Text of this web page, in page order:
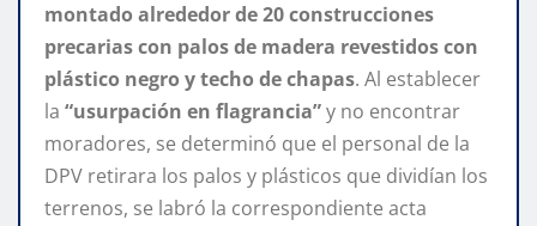
montado alrededor de 20 construcciones
precarias con palos de madera revestidos con
plástico negro y techo de chapas. Al establecer
la “usurpación en flagrancia”y no encontrar
moradores, se determinó que el personal de la
DPV retirara los palos y plásticos que dividían los
terrenos, se labró la correspondiente acta